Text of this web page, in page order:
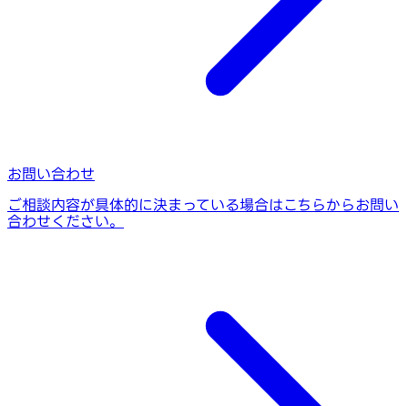
お問い合わせ
ご相談内容が具体的に決まっている場合はこちらからお問い
合わせください。